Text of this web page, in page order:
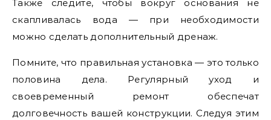
Также следите, чтобы вокруг основания не
скапливалась вода — при необходимости
можно сделать дополнительный дренаж.
Помните, что правильная установка — это только
половина дела. Регулярный уход и
своевременный ремонт обеспечат
долговечность вашей конструкции. Следуя этим